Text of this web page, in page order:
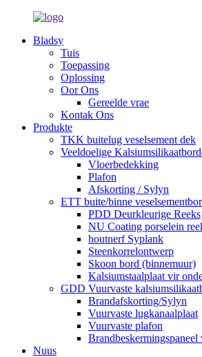
Bladsy
Tuis
Toepassing
Oplossing
Oor Ons
Gereelde vrae
Kontak Ons
Produkte
TKK buitelug veselsement dek
Veeldoelige
Vloerbedekking
Plafon
Afskorting / Sylyn
ETT buite/binne
PDD Deurkleurige Reeks
NU Coating porselein
houtnerf Syplank
Steenkorrelontwerp
Skoon bord (binnemuur)
Kalsiumstaalplaat vir
GDD Vuurvaste
Brandafskorting/Sylyn
Vuurvaste lugkanaalplaat
Vuurvaste plafon
Nuus